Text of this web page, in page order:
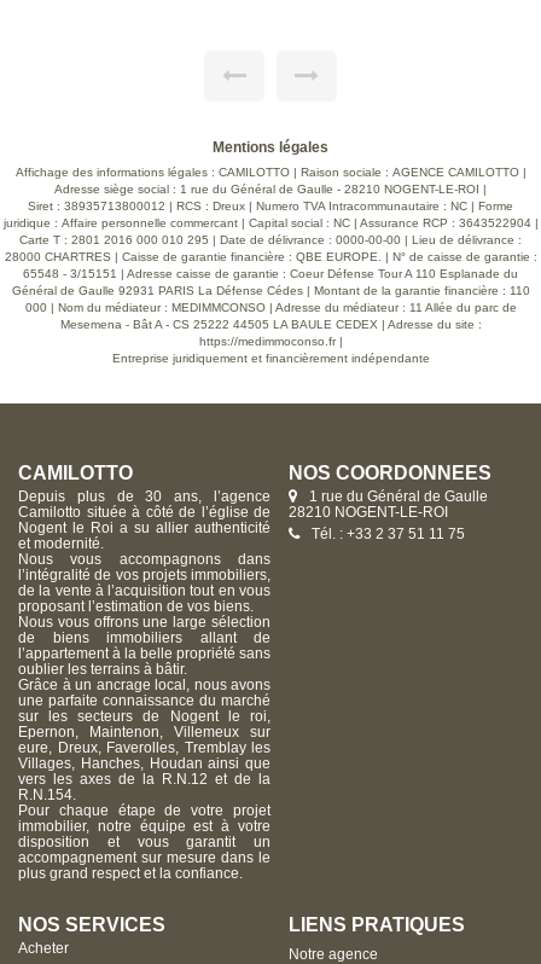
au rez-de-chaussée d'une entrée sur un salon séjour
salle d'eau et un wc séparé. A l'étage, vous découvrirez un
grand palier avec espace dressing desservant 3 chambres.
Honoraires d'agence charge vendeur. Classe énergétique:
DPE E (326 kwh/m²/an en énergie primaire) / (176 kwh/m²/an
en énergie finale). GES: B (10 kg CO2/m²/an). Les
informations sur les risques auxquels ce bien est exposé
sont disponibles sur le site Géorisques :
www.georisques.gouv.fr. Barème consultable sur notre site
en page 5 de nos honoraires
Mentions légales
Affichage des informations légales : CAMILOTTO | Raison sociale : AGENCE CAMILOTTO |
Adresse siège social : 1 rue du Général de Gaulle - 28210 NOGENT-LE-ROI |
Siret : 38935713800012 | RCS : Dreux | Numero TVA Intracommunautaire : NC | Forme
juridique : Affaire personnelle commercant | Capital social : NC | Assurance RCP : 3643522904 |
Carte T : 2801 2016 000 010 295 | Date de délivrance : 0000-00-00 | Lieu de délivrance :
28000 CHARTRES | Caisse de garantie financière : QBE EUROPE. | N° de caisse de garantie :
65548 - 3/15151 | Adresse caisse de garantie : Coeur Défense Tour A 110 Esplanade du
Général de Gaulle 92931 PARIS La Défense Cédes | Montant de la garantie financière : 110
000 | Nom du médiateur : MEDIMMCONSO | Adresse du médiateur : 11 Allée du parc de
Mesemena - Bât A - CS 25222 44505 LA BAULE CEDEX | Adresse du site :
https://medimmoconso.fr|
Entreprise juridiquement et financièrement indépendante
CAMILOTTO
Depuis plus de 30 ans, l’agence
Camilotto située à côté de l’église de
Nogent le Roi a su allier authenticité
et modernité.
Nous vous accompagnons dans
l’intégralité de vos projets immobiliers,
de la vente à l’acquisition tout en vous
proposant l’estimation de vos biens.
Nous vous offrons une large sélection
de biens immobiliers allant de
l’appartement à la belle propriété sans
oublier les terrains à bâtir.
Grâce à un ancrage local, nous avons
une parfaite connaissance du marché
sur les secteurs de Nogent le roi,
Epernon, Maintenon, Villemeux sur
eure, Dreux, Faverolles, Tremblay les
Villages, Hanches, Houdan ainsi que
vers les axes de la R.N.12 et de la
R.N.154.
Pour chaque étape de votre projet
immobilier, notre équipe est à votre
disposition et vous garantit un
accompagnement sur mesure dans le
plus grand respect et la confiance.
NOS COORDONNÉES
1 rue du Général de Gaulle
28210 NOGENT-LE-ROI
Tél. : +33 2 37 51 11 75
NOS SERVICES
Acheter
LIENS PRATIQUES
Notre agence